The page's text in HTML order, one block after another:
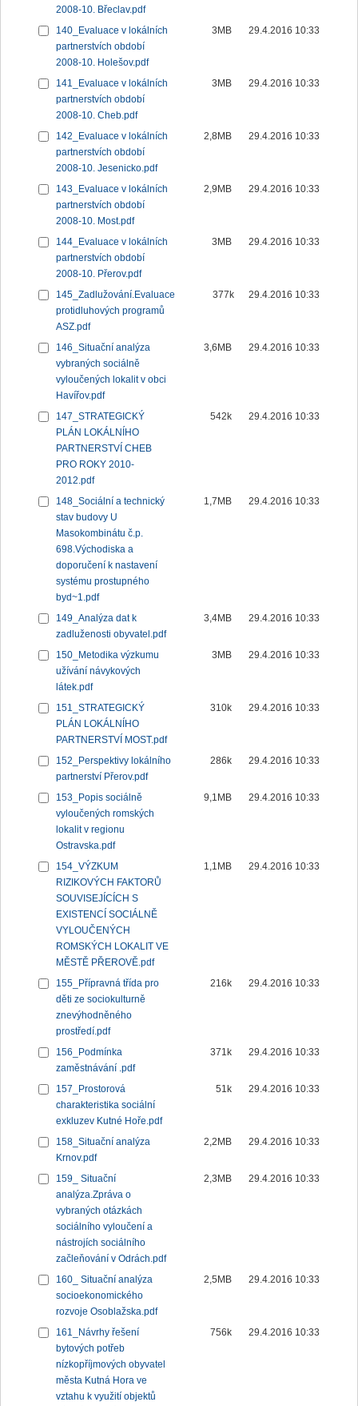
2008-10. Břeclav.pdf
140_Evaluace v lokálních
partnerstvích období
2008-10. Holešov.pdf
3MB 29.4.2016 10:33
141_Evaluace v lokálních
partnerstvích období
2008-10. Cheb.pdf
3MB 29.4.2016 10:33
142_Evaluace v lokálních
partnerstvích období
2008-10. Jesenicko.pdf
2,8MB 29.4.2016 10:33
143_Evaluace v lokálních
partnerstvích období
2008-10. Most.pdf
2,9MB 29.4.2016 10:33
144_Evaluace v lokálních
partnerstvích období
2008-10. Přerov.pdf
3MB 29.4.2016 10:33
145_Zadlužování.Evaluace
protidluhových programů
ASZ.pdf
377k 29.4.2016 10:33
146_Situační analýza
vybraných sociálně
vyloučených lokalit v obci
Havířov.pdf
3,6MB 29.4.2016 10:33
147_STRATEGICKÝ
PLÁN LOKÁLNÍHO
PARTNERSTVÍ CHEB
PRO ROKY 2010-
2012.pdf
542k 29.4.2016 10:33
148_Sociální a technický
stav budovy U
Masokombinátu č.p.
698.Východiska a
doporučení k nastavení
systému prostupného
byd~1.pdf
1,7MB 29.4.2016 10:33
149_Analýza dat k
zadluženosti obyvatel.pdf
3,4MB 29.4.2016 10:33
150_Metodika výzkumu
užívání návykových
látek.pdf
3MB 29.4.2016 10:33
151_STRATEGICKÝ
PLÁN LOKÁLNÍHO
PARTNERSTVÍ MOST.pdf
310k 29.4.2016 10:33
152_Perspektivy lokálního
partnerství Přerov.pdf
286k 29.4.2016 10:33
153_Popis sociálně
vyloučených romských
lokalit v regionu
Ostravska.pdf
9,1MB 29.4.2016 10:33
154_VÝZKUM
RIZIKOVÝCH FAKTORŮ
SOUVISEJÍCÍCH S
EXISTENCÍ SOCIÁLNĚ
VYLOUČENÝCH
ROMSKÝCH LOKALIT VE
MĚSTĚ PŘEROVĚ.pdf
1,1MB 29.4.2016 10:33
155_Přípravná třída pro
děti ze sociokulturně
znevýhodněného
prostředí.pdf
216k 29.4.2016 10:33
156_Podmínka
zaměstnávání .pdf
371k 29.4.2016 10:33
157_Prostorová
charakteristika sociální
exkluzev Kutné Hoře.pdf
51k 29.4.2016 10:33
158_Situační analýza
Krnov.pdf
2,2MB 29.4.2016 10:33
159_ Situační
analýza.Zpráva o
vybraných otázkách
sociálního vyloučení a
nástrojích sociálního
začleňování v Odrách.pdf
2,3MB 29.4.2016 10:33
160_ Situační analýza
socioekonomického
rozvoje Osoblažska.pdf
2,5MB 29.4.2016 10:33
161_Návrhy řešení
bytových potřeb
nízkopříjmových obyvatel
města Kutná Hora ve
vztahu k využití objektů
756k 29.4.2016 10:33